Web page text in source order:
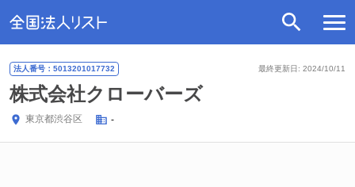
最終更新日: 2024/10/11
法人番号：5013201017732
株式会社クローバーズ
東京都渋谷区 -